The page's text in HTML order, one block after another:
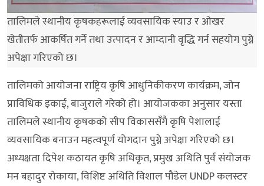
तालिमले स्थानीय कृषकहरूलाई व्यवसायिक स्याउ र ओखर
खेतीतर्फ आकर्षित गर्ने तथा उत्पादन र आम्दानी वृद्धि गर्न सहयोग पुग्ने
अपेक्षा गरिएको छ।
तालिमको आयोजना राष्ट्रिय कृषि आधुनिकीकरण कार्यक्रम, जोन
प्राविधिक इकाई, बाजुराले गरेको हो। आयोजकका अनुसार यस्ता
तालिमले स्थानीय कृषकको सीप विकाससँगै कृषि पेशालाई
व्यवसायिक बनाउन महत्वपूर्ण योगदान पुग्ने अपेक्षा गरिएको छ।
अध्यक्षता दिपेश कठायत कृषि अधिकृत, प्रमुख अथिति पुर्व संयोजक
मन बहादुर रोकाया, विशिष्ट अथिति विशाल पौडेल UNDP कलस्टर